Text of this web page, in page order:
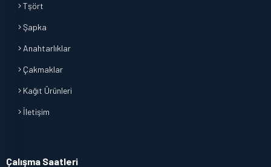
Tşört
Şapka
Anahtarlıklar
Çakmaklar
Kağıt Ürünleri
İletişim
Çalışma Saatleri